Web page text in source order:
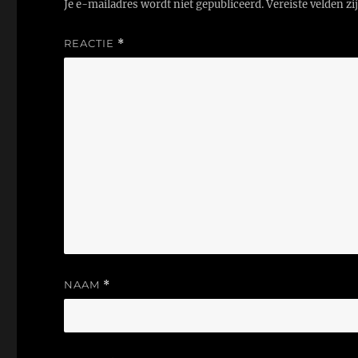
Je e-mailadres wordt niet gepubliceerd.Vereiste velden
REACTIE *
NAAM *